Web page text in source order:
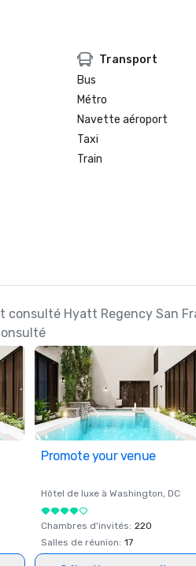
Transport
Bus
Métro
Navette aéroport
Taxi
Train
consulté Hyatt Regency San
Promote your venue
Hôtel de luxe à Washington, DC
Chambres d'invités: 220
Salles de réunion: 17